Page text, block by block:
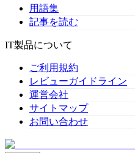
用語集
記事を読む
IT製品について
ご利用規約
レビューガイドライン
運営会社
サイトマップ
お問い合わせ